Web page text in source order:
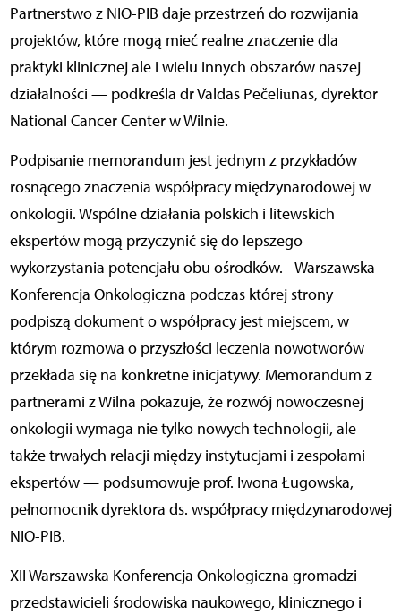
Partnerstwo z NIO-PIB daje przestrzeń do rozwijania
projektów, które mogą mieć realne znaczenie dla
praktyki klinicznej ale i wielu innych obszarów naszej
działalności — podkreśla dr Valdas Pečeliūnas, dyrektor
National Cancer Center w Wilnie.
Podpisanie memorandum jest jednym z przykładów
rosnącego znaczenia współpracy międzynarodowej w
onkologii. Wspólne działania polskich i litewskich
ekspertów mogą przyczynić się do lepszego
wykorzystania potencjału obu ośrodków. - Warszawska
Konferencja Onkologiczna podczas której strony
podpiszą dokument o współpracy jest miejscem, w
którym rozmowa o przyszłości leczenia nowotworów
przekłada się na konkretne inicjatywy. Memorandum z
partnerami z Wilna pokazuje, że rozwój nowoczesnej
onkologii wymaga nie tylko nowych technologii, ale
także trwałych relacji między instytucjami i zespołami
ekspertów — podsumowuje prof. Iwona Ługowska,
pełnomocnik dyrektora ds. współpracy międzynarodowej
NIO-PIB.
XII Warszawska Konferencja Onkologiczna gromadzi
przedstawicieli środowiska naukowego, klinicznego i